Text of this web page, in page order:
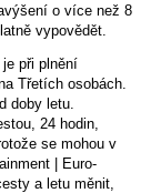
o více než 8
vypovědět.
je při plnění
Třetích osobách.
doby letu.
24 hodin,
se mohou v
| Euro-
a letu měnit,